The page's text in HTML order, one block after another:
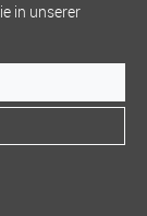
in unserer